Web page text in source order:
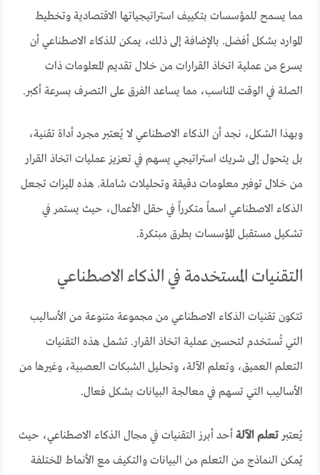
مما يسمح للمؤسسات بتكييف استراتيجياتها الاقتصادية وتخطيط
الموارد بشكل أفضل. بالإضافة إلى ذلك، يمكن للذكاء الاصطناعي أن
يسرع من عملية اتخاذ القرارات من خلال تقديم المعلومات ذات
الصلة في الوقت المناسب، مما يساعد الفرق على التصرف بسرعة أكبر.
وبهذا الشكل، نجد أن الذكاء الاصطناعي لا يُعتبر مجرد أداة تقنية،
بل يتحول إلى شريك استراتيجي يسهم في تعزيز عمليات اتخاذ القرار
من خلال توفير معلومات دقيقة وتحليلات شاملة. هذه الميزات تجعل
الذكاء الاصطناعي اسماً متكرراً في حقل الأعمال، حيث يستمر في
تشكيل مستقبل المؤسسات بطرق مبتكرة.
التقنيات المستخدمة في الذكاء الاصطناعي
تتكون تقنيات الذكاء الاصطناعي من مجموعة متنوعة من الأساليب
التي تُستخدم لتحسين عملية اتخاذ القرار. تشمل هذه التقنيات
التعلم العميق، وتعلم الآلة، وتحليل الشبكات العصبية، وغيرها من
الأساليب التي تسهم في معالجة البيانات بشكل فعال.
يُعتبرتعلم الآلة أحد أبرز التقنيات في مجال الذكاء الاصطناعي، حيث
يُمكن النماذج من التعلم من البيانات والتكيف مع الأنماط المختلفة